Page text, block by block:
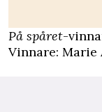
På spåret-
Vinnare: